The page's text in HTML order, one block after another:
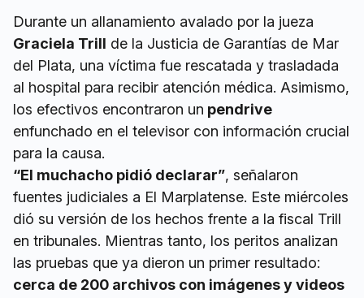
Durante un allanamiento avalado por la jueza
Graciela Trill de la Justicia de Garantías de Mar
del Plata, una víctima fue rescatada y trasladada
al hospital para recibir atención médica. Asimismo,
los efectivos encontraron un pendrive
enfunchado en el televisor con información crucial
para la causa.
“El muchacho pidió declarar”, señalaron
fuentes judiciales a El Marplatense. Este miércoles
dió su versión de los hechos frente a la fiscal Trill
en tribunales. Mientras tanto, los peritos analizan
las pruebas que ya dieron un primer resultado:
cerca de 200 archivos con imágenes y videos